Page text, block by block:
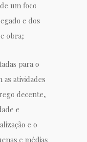
um foco
e dos
obra;
para o
as atividades
decente,
e
e o
e médias